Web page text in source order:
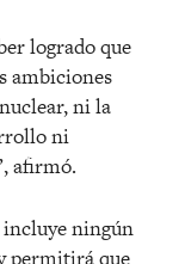
logrado que
ambiciones
ni la
ni
afirmó.
incluye ningún
permitirá que